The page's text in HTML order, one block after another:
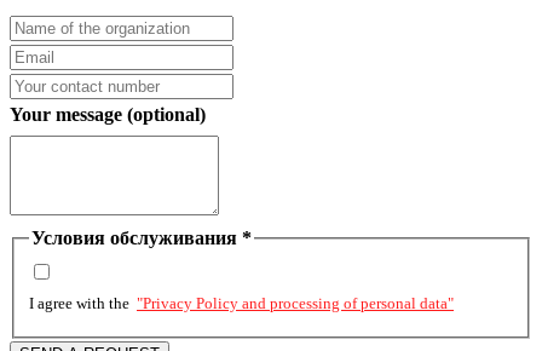
Your message (optional)
Условия обслуживания *
I agree with the "Privacy Policy and processing of personal data"